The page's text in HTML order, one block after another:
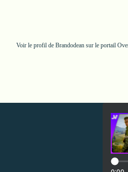
Voir le profil de Brandodean sur le portail